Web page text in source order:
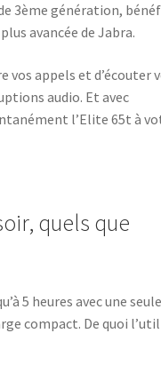
3ème génération,
avancée de Jabra.
vos appels et d’écouter
audio. Et avec
l’Elite 65t à
quels que
5 heures avec une seule
compact. De quoi